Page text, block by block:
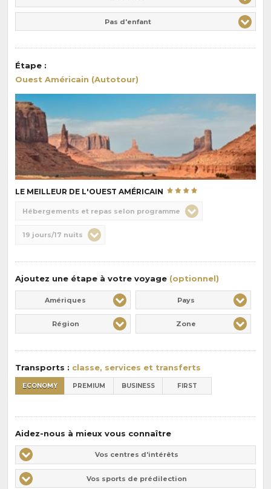
Pas d'enfant
Étape :
Ouest Américain (Autotour)
LE MEILLEUR DE L'OUEST AMÉRICAIN
:
Hébergements et repas selon programme
Durée
19 jours/17 nuits
Ajoutez une étape à votre voyage (optionnel)
Amériques Pays
Région Zone
Transports : classe, services et transferts
ECONOMY PREMIUM BUSINESS FIRST
Aidez-nous à mieux vous connaître
Vos
centres
d'intérêts
Vos centres d'intérêts
Vos
Vos sports de prédilection